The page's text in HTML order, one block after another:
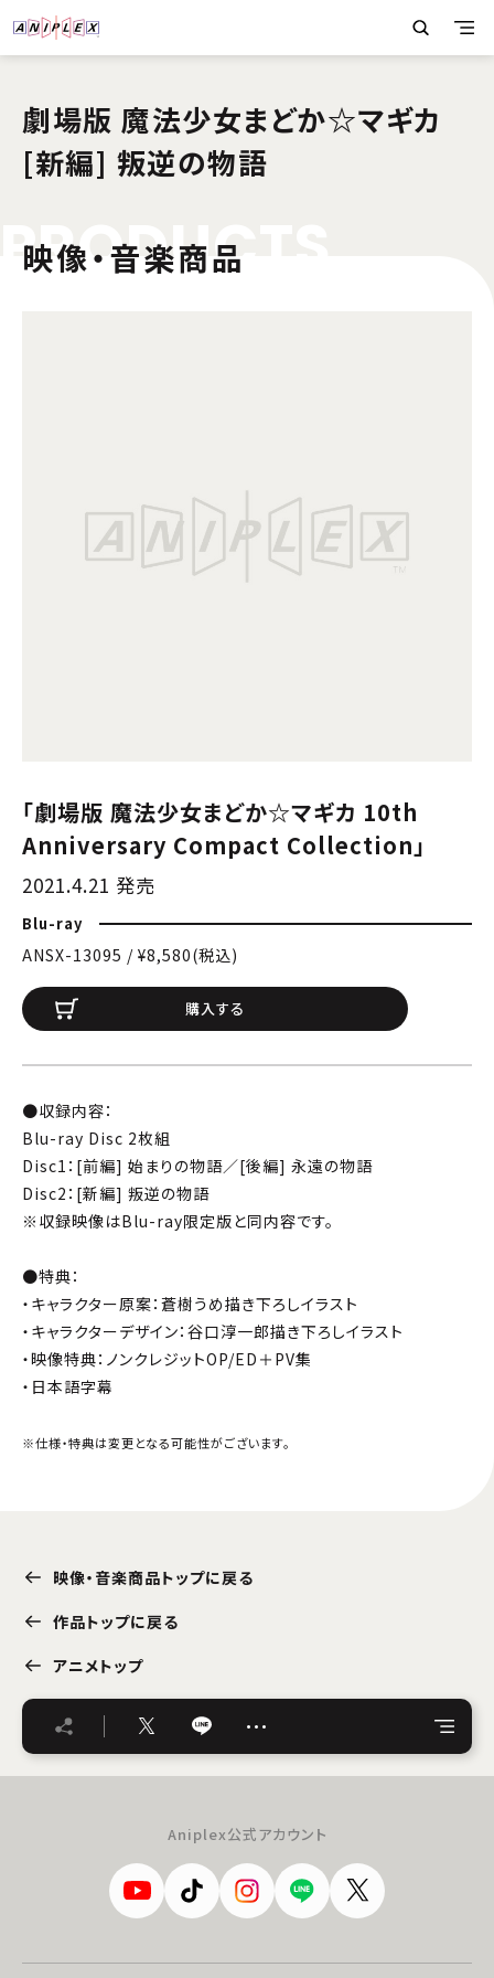
劇場版 魔法少女まどか☆マギカ
[新編] 叛逆の物語
PRODUC
映像・音楽商品
「劇場版 魔法少女まどか☆マギカ 10th
Anniversary Compact Collection」
2021.4.21 発売
Blu-ray
ANSX-13095 / ¥8,580(税込)
購入する
●収録内容：
Blu-ray Disc 2枚組
Disc1：[前編] 始まりの物語／[後編] 永遠の物語
Disc2：[新編] 叛逆の物語
※収録映像はBlu-ray限定版と同内容です。
●特典：
・キャラクター原案：蒼樹うめ描き下ろしイラスト
・キャラクターデザイン：谷口淳一郎描き下ろしイラスト
・映像特典：ノンクレジットOP/ED＋PV集
・日本語字幕
※仕様・特典は変更となる可能性がございます。
映像・音楽商品トップに戻る
作品トップに戻る
アニメトップ
…
Aniplex公式アカウント